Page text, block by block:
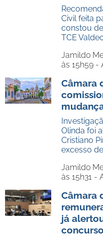
Civil feita
constou
TCE
Jamildo
às 15h59 -
Câmara
Olinda foi
Cristiano
excesso
Jamildo
às 15h31 -
Câmara
já
concurso